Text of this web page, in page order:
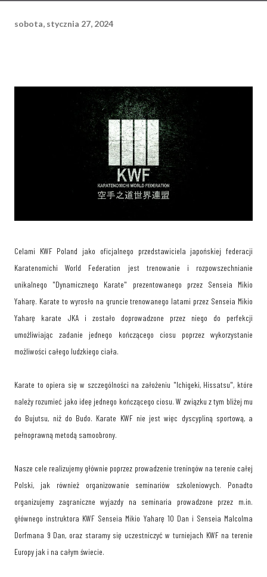
sobota, stycznia 27, 2024
Celami KWF Poland jako oficjalnego przedstawiciela japońskiej federacji
Karatenomichi World Federation jest trenowanie i rozpowszechnianie
unikalnego "Dynamicznego Karate" prezentowanego przez Senseia Mikio
Yaharę. Karate to wyrosło na gruncie trenowanego latami przez Senseia Mikio
Yaharę karate JKA i zostało doprowadzone przez niego do perfekcji
umożliwiając zadanie jednego kończącego ciosu poprzez wykorzystanie
możliwości całego ludzkiego ciała.
Karate to opiera się w szczególności na założeniu "Ichigeki, Hissatsu", które
należy rozumieć jako ideę jednego kończącego ciosu. W związku z tym bliżej mu
do Bujutsu, niż do Budo. Karate KWF nie jest więc dyscypliną sportową, a
pełnoprawną metodą samoobrony.
Nasze cele realizujemy głównie poprzez prowadzenie treningów na terenie całej
Polski, jak również organizowanie seminariów szkoleniowych. Ponadto
organizujemy zagraniczne wyjazdy na seminaria prowadzone przez m.in.
głównego instruktora KWF Senseia Mikio Yaharę 10 Dan i Senseia Malcolma
Dorfmana 9 Dan, oraz staramy się uczestniczyć w turniejach KWF na terenie
Europy jak i na całym świecie.